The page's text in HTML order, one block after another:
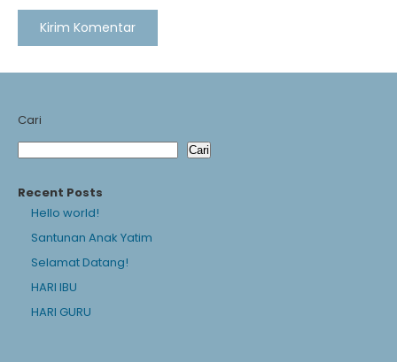
Cari
Cari
Recent Posts
Hello world!
Santunan Anak Yatim
Selamat Datang!
HARI IBU
HARI GURU